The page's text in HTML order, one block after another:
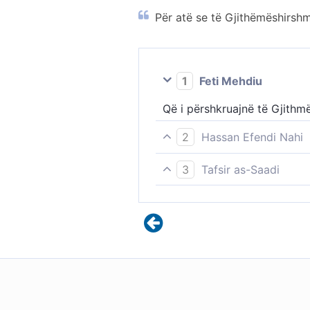
Për atë se të
1
Feti Mehdiu
Që i përshkruajnë të
2
Hassan Efendi Nahi
ngaqë ata i veshin një bir të
3
Tafsir as-Saadi
Nga ligësia e kësaj fjale,